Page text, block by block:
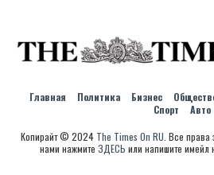
Главная Политика Бизнес
Спорт
Авто
Копирайт © 2024 The Times On RU . Все
нами нажмите ЗДЕСЬ или напишите имейл